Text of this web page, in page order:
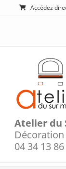
Passer
Accédez
Atelier du
04 34 13